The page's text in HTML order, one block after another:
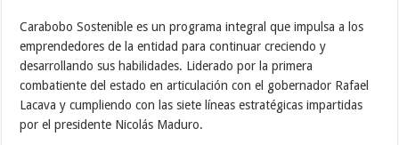
Carabobo Sostenible es un programa integral que impulsa a los
emprendedores de la entidad para continuar creciendo y
desarrollando sus habilidades. Liderado por la primera
combatiente del estado en articulación con el gobernador Rafael
Lacava y cumpliendo con las siete líneas estratégicas impartidas
por el presidente Nicolás Maduro.